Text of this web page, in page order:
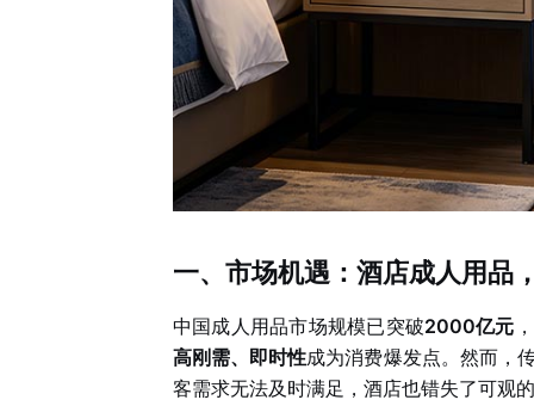
一、市场机遇：酒店成人用品
中国成人用品市场规模已突破2000亿元
高刚需、即时性成为消费爆发点。然而，
客需求无法及时满足，酒店也错失了可观